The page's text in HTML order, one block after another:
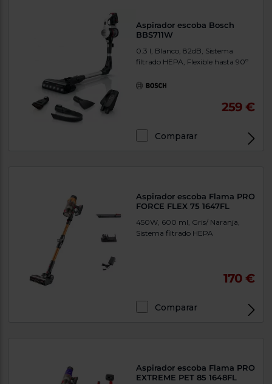
Aspirador escoba Bosch
BBS711W
0.3 l, Blanco, 82dB, Sistema
filtrado HEPA, Flexible hasta 90º
259 €
Comparar
Aspirador escoba Flama PRO
FORCE FLEX 75 1647FL
450W, 600 ml, Gris/ Naranja,
Sistema filtrado HEPA
170 €
Comparar
Aspirador escoba Flama PRO
EXTREME PET 85 1648FL